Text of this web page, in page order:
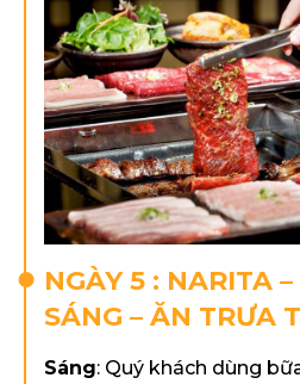
NGÀY 5 : NARITA
SÁNG – ĂN TRƯA
Sáng: Quý khách dùng